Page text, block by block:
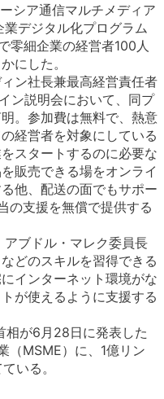
シア通信マルチメディア
デジタル化プログラム
零細企業の経営者100人
にした。
ン社長兼最高経営責任者
ン説明会において、同プ
。参加費は無料で、熱意
経営者を対象にしている
スタートするのに必要な
販売できる場をオンライ
他、配送の面でもサポー
の支援を無償で提供する
ブドル・マレク委員長
どのスキルを習得できる
インターネット環境がな
が使えるように支援する
相が6月28日に発表した
（MSME）に、1億リン
いる。